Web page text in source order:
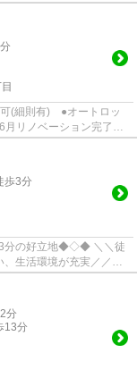
...
(細則有) ●オートロッ
月リノベーション完了
歩3分
の好立地◆◇◆ ＼＼徒
生活環境が充実／／
良...
分
13分